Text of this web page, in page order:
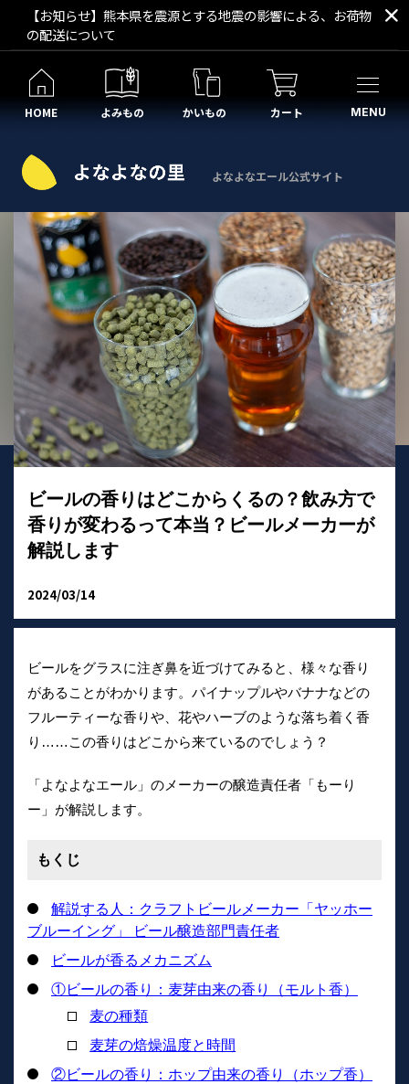
【お知らせ】熊本県を震源とする地震の影響による、お荷物
の配送について
HOME よみもの かいもの カート MENU
よなよなエール公式サイト
ビールの香りはどこからくるの？飲み方で
香りが変わるって本当？ビールメーカーが
解説します
2024/03/14
ビールをグラスに注ぎ鼻を近づけてみると、様々な香り
があることがわかります。パイナップルやバナナなどの
フルーティーな香りや、花やハーブのような落ち着く香
り……この香りはどこから来ているのでしょう？
「よなよなエール」のメーカーの醸造責任者「もーり
ー」が解説します。
もくじ
解説する人：クラフトビールメーカー「ヤッホー
ブルーイング」 ビール醸造部門責任者
ビールが香るメカニズム
①ビールの香り：麦芽由来の香り（モルト香）
麦の種類
麦芽の焙燥温度と時間
②ビールの香り：ホップ由来の香り（ホップ香）